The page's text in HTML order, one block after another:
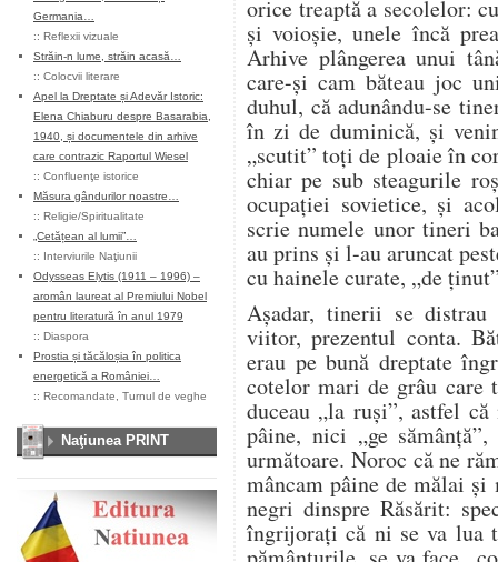
Germania…
:: Reflexii vizuale
Străin-n lume, străin acasă…
:: Colocvii literare
Apel la Dreptate și Adevăr Istoric:
Elena Chiaburu despre Basarabia,
1940, și documentele din arhive
care contrazic Raportul Wiesel
:: Confluenţe istorice
Măsura gândurilor noastre…
:: Religie/Spiritualitate
„Cetățean al lumii”…
:: Interviurile Naţiunii
Odysseas Elytis (1911 – 1996) –
aromân laureat al Premiului Nobel
pentru literatură în anul 1979
:: Diaspora
Prostia și tăcăloșia în politica
energetică a României…
:: Recomandate Turnul de veghe
Naţiunea PRINT
orice treaptă a secolelor:
şi voioşie, unele încă
Arhive plângerea unui
care-şi cam băteau joc
duhul, că adunându-se
în zi de duminică, şi
„scutit” toţi de ploaie în
chiar pe sub steagurile
ocupaţiei sovietice, şi
scrie numele unor tineri
au prins şi l-au aruncat
cu hainele curate, „de
Aşadar, tinerii se
viitor, prezentul conta.
erau pe bună dreptate
cotelor mari de grâu care
duceau „la ruşi”, astfel
pâine, nici „ge
următoare. Noroc că ne
mâncam pâine de mălai
negri dinspre Răsărit:
îngrijoraţi că ni se va lua